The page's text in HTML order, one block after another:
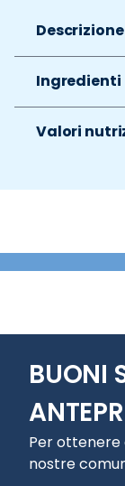
Descrizione
Ingredienti
Valori
BUONI
Per ottenere
nostre